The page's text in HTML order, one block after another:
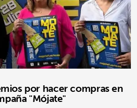
por hacer compras en
"Mójate"